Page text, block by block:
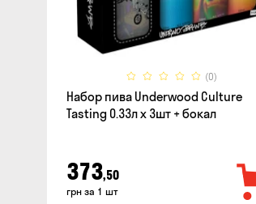
(0)
Набор пива Underwood Culture
Tasting 0.33л x 3шт + бокал
373,50
грн за 1 шт